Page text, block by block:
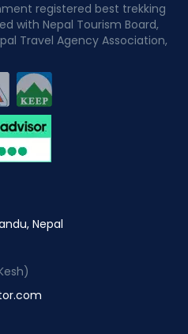
registered best trekking
with Nepal Tourism Board,
Travel Agency Association,
Nepal